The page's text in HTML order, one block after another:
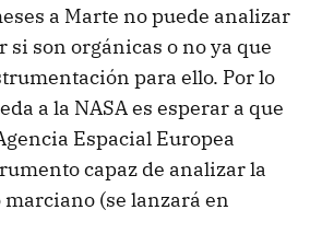
a Marte no puede analizar
si son orgánicas o no ya que
para ello. Por lo
a la NASA es esperar a que
Espacial Europea
capaz de analizar la
(se lanzará en